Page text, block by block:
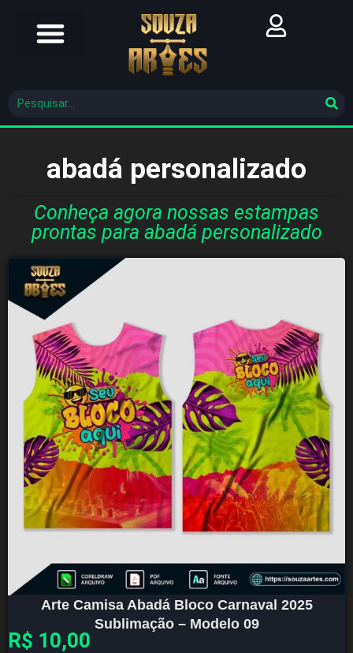
abadá personalizado
Conheça agora nossas estampas
prontas para abadá personalizado
Arte Camisa Abadá Bloco Carnaval 2025
Sublimação – Modelo 09
R$ 10,00